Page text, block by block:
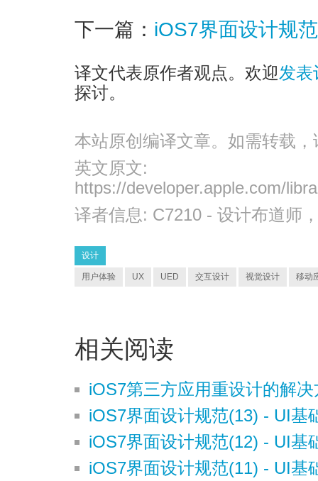
下一篇： iOS7界面设计规
译文代表原作者观点。欢迎发表
探讨。
本站原创编译文章。如需转载
英文原文:
https://developer.apple.com/
译者信息: C7210 - 设计布道师
设计
用户体验 UX UED 交互设计 视觉设计 移动
相关阅读
iOS7第三方应用重设计的解
iOS7界面设计规范(13) - UI基
iOS7界面设计规范(12) - UI基
iOS7界面设计规范(11) - UI基